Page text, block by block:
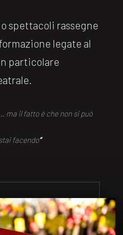
spettacoli rassegne
legate al
particolare
ma il fatto è che non si può
facendo“